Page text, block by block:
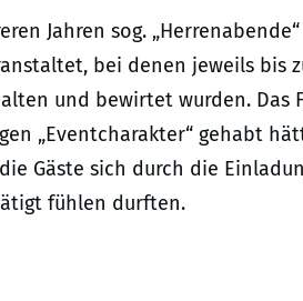
Jahren sog.
bei denen jeweils bis
und bewirtet wurden. Das
„Eventcharakter“ gehabt
Gäste sich durch die
fühlen durften.